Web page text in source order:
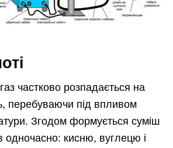
газ частково розпадається на
перебуваючи під впливом
Згодом формується суміш
одночасно: кисню, вуглецю і